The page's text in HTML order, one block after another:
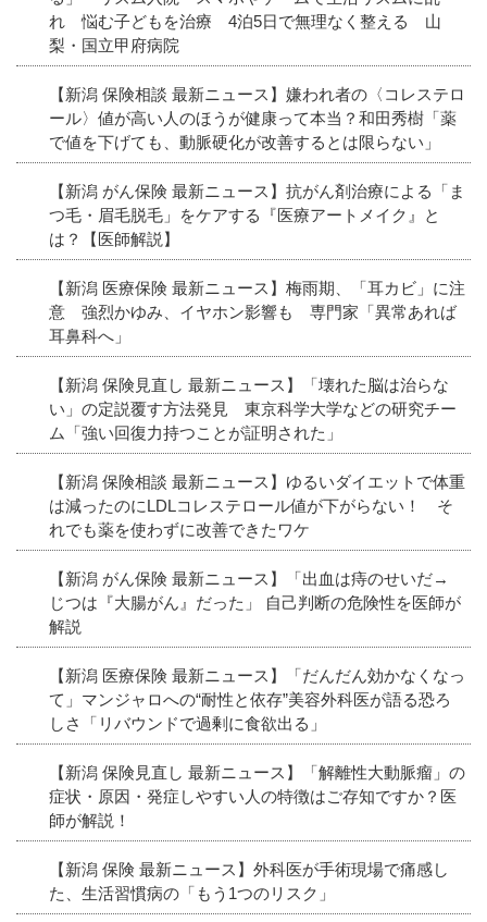
れ 悩む子どもを治療 4泊5日で無理なく整える 山
梨・国立甲府病院
【新潟 保険相談 最新ニュース】嫌われ者の〈コレステロ
ール〉値が高い人のほうが健康って本当？和田秀樹「薬
で値を下げても、動脈硬化が改善するとは限らない」
【新潟 がん保険 最新ニュース】抗がん剤治療による「ま
つ毛・眉毛脱毛」をケアする『医療アートメイク』と
は？【医師解説】
【新潟 医療保険 最新ニュース】梅雨期、「耳カビ」に注
意 強烈かゆみ、イヤホン影響も 専門家「異常あれば
耳鼻科へ」
【新潟 保険見直し 最新ニュース】「壊れた脳は治らな
い」の定説覆す方法発見 東京科学大学などの研究チー
ム「強い回復力持つことが証明された」
【新潟 保険相談 最新ニュース】ゆるいダイエットで体重
は減ったのにLDLコレステロール値が下がらない！ そ
れでも薬を使わずに改善できたワケ
【新潟 がん保険 最新ニュース】「出血は痔のせいだ→
じつは『大腸がん』だった」 自己判断の危険性を医師が
解説
【新潟 医療保険 最新ニュース】「だんだん効かなくなっ
て」マンジャロへの“耐性と依存”美容外科医が語る恐ろ
しさ「リバウンドで過剰に食欲出る」
【新潟 保険見直し 最新ニュース】「解離性大動脈瘤」の
症状・原因・発症しやすい人の特徴はご存知ですか？医
師が解説！
【新潟 保険 最新ニュース】外科医が手術現場で痛感し
た、生活習慣病の「もう1つのリスク」